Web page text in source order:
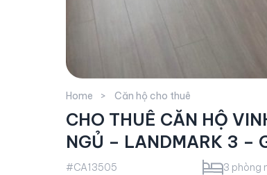
Home Căn hộ cho thuê
CHO THUÊ CĂN HỘ
NGỦ – LANDMARK 3 –
#CA13505 3 phòng